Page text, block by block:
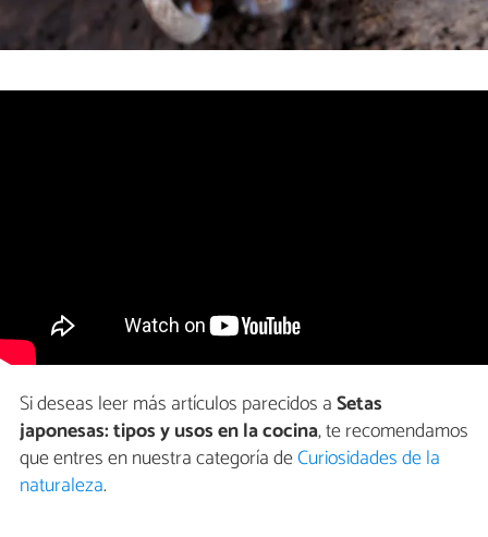
Si deseas leer más artículos parecidos aSetas
japonesas: tipos y usos en la cocina, te recomendamos
que entres en nuestra categoría deCuriosidades de la
naturaleza.